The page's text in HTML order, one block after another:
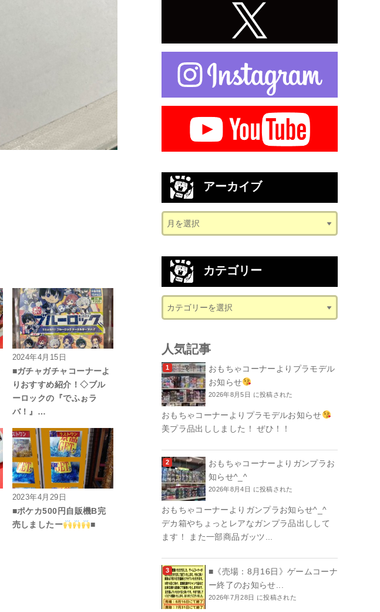
2024年4月15日
■ガチャガチャコーナーよ
りおすすめ紹介！◇ブル
ーロックの『でふぉラ
バ！』…
2023年4月29日
■ポケカ500円自販機B完
売しましたー
■
アーカイブ
カテゴリー
人気記事
おもちゃコーナーよりプラモデル
お知らせ
2026年8月5日 に投稿された
おもちゃコーナーよりプラモデルお知らせ
美プラ品出ししました！ ぜひ！！
おもちゃコーナーよりガンプラお
知らせ^_^
2026年8月4日 に投稿された
おもちゃコーナーよりガンプラお知らせ^_^
デカ箱やちょっとレアなガンプラ品出しして
ます！ また一部商品ガッツ...
■《売場：8月16日》ゲームコーナ
ー終了のお知らせ...
2026年7月28日 に投稿された